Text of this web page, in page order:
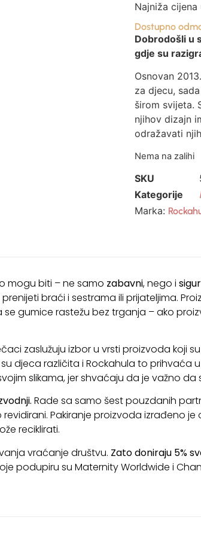
Najniža
Dostupno
Dobrodošli u
gdje su
Osnovan
za djecu,
širom svijeta.
njihov dizajn
odražavati
Nema na zalihi
SKU
Kategorije
Marka:
mogu biti – ne samo zabavni, nego i
braći i sestrama ili prijateljima.
gumice rastežu bez trganja – ako
zaslužuju izbor u vrsti proizvoda koji
djeca različita i Rockahula to prihvaća
slikama, jer shvaćaju da je važno
Rade sa samo šest pouzdanih
Pakiranje proizvoda izrađeno je
reciklirati.
vraćanje društvu. Zato doniraju 5%
podupiru su Maternity Worldwide i